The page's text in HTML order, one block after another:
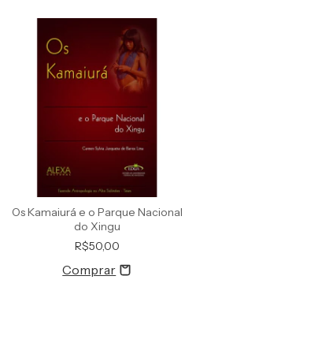
Os Kamaiurá e o Parque Nacional
do Xingu
R$50,00